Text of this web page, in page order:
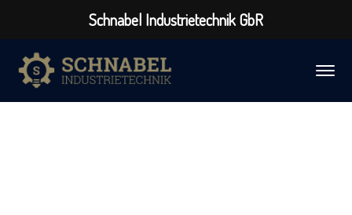
Schnabel Industrietechnik GbR